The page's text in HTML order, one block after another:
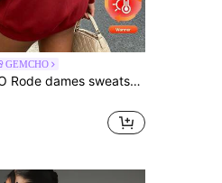
GEMCHO
GEMCHO Rode dames sweatshirt, casual met lange mouwen, warme capuchon sweatshirt voor herfst en winter, geschikt voor studenten, geniet van buitenactiviteiten op elk moment!